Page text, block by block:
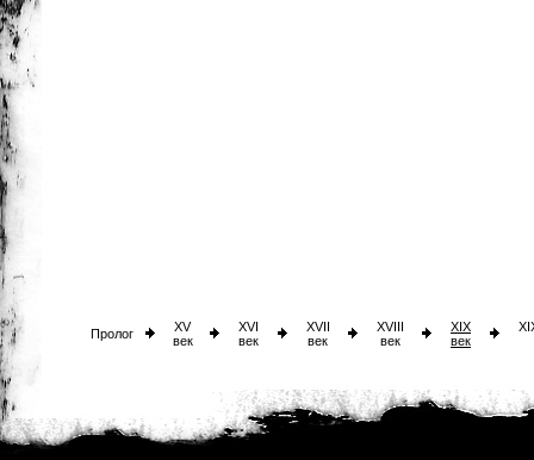
Пролог
XV
век
XVI
век
XVII
век
XVIII
век
XIX
век